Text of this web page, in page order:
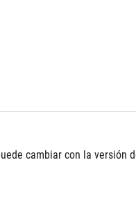
cambiar con la versión